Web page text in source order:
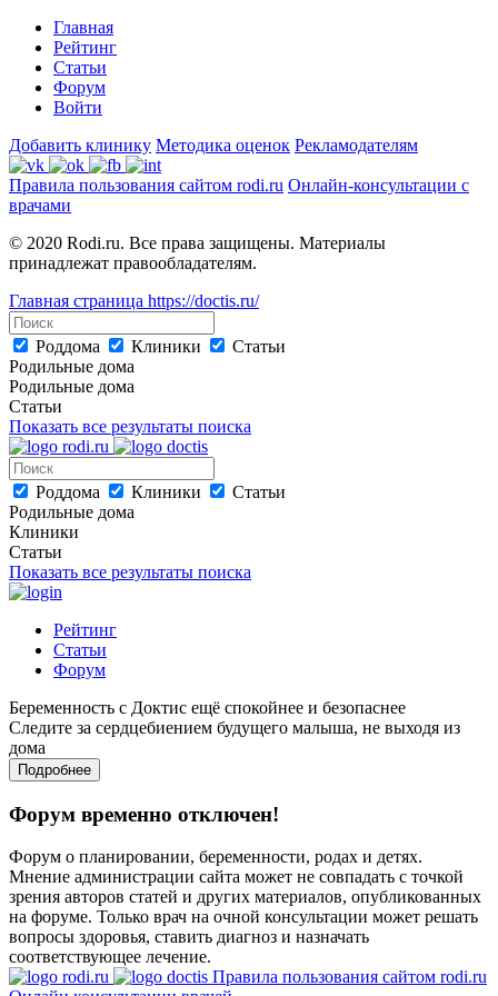
Главная
Рейтинг
Статьи
Форум
Войти
Добавить клинику Методика оценок Рекламодателям
Правила пользования сайтом rodi.ru Онлайн-консультации с
врачами
© 2020 Rodi.ru. Все права защищены. Материалы
принадлежат правообладателям.
Главная страница https://doctis.ru/
Роддома Клиники
Статьи
Родильные дома
Родильные дома
Статьи
Показать все результаты поиска
Роддома Клиники
Статьи
Родильные дома
Клиники
Статьи
Показать все результаты поиска
Рейтинг
Статьи
Форум
Беременность с Доктис ещё спокойнее и безопаснее
Следите за сердцебиением будущего малыша, не выходя из
дома
Подробнее
Форум временно отключен!
Форум о планировании, беременности, родах и детях.
Мнение администрации сайта может не совпадать с точкой
зрения авторов статей и других материалов, опубликованных
на форуме. Только врач на очной консультации может решать
вопросы здоровья, ставить диагноз и назначать
соответствующее лечение.
Правила пользования сайтом rodi.ru